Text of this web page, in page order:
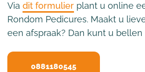
Via dit formulier plant u online
Rondom Pedicures. Maakt u
een afspraak? Dan kunt u bellen
0881180545